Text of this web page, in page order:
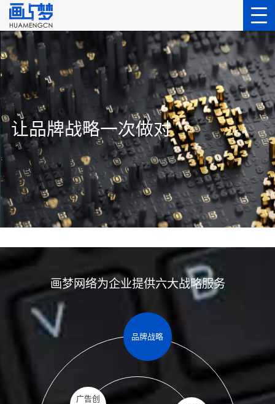
让品牌战略一次做对
画梦网络为企业提供六大战略服务
品牌战略
广告创